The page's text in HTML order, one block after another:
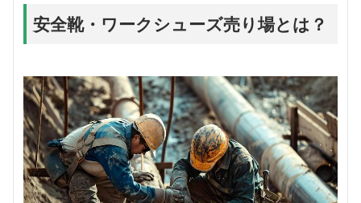
安全靴・ワークシューズ売り場とは？